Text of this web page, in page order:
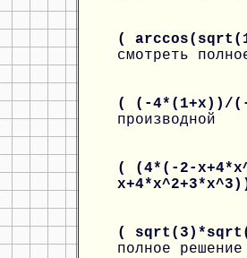
(
смотреть
( (-4*(1+x))/(-
производной
( (4*(-2-
(
полное